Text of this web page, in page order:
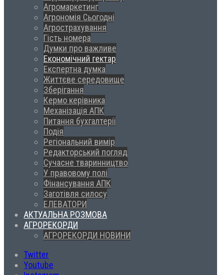
Агромаркетинг
Агрономія Сьогодні
Агрострахування
Гість номера
Думки про важливе
Економічний гектар
Експертна думка
Життєве середовище
Зберігання
Кермо керівника
Механізація АПК
Питання бухгалтерії
Подія
Регіональний вимір
Редакторський погляд
Сучасне тваринництво
У правовому полі
Фінансування АПК
Заготівля силосу
ЕЛЕВАТОРИ
АКТУАЛЬНА РОЗМОВА
АГРОРЕКОРДИ
АГРОРЕКОРДИ НОВИНИ
Twitter
Youtube